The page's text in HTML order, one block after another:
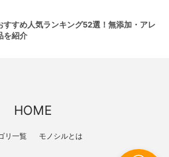
すすめ人気ランキング52選！無添加・アレ
を紹介
HOME
リ一覧 モノシルとは